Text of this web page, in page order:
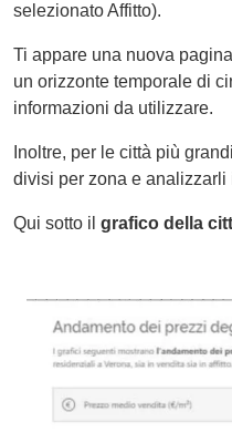
selezionato Affitto).
Ti appare una nuova
un orizzonte temporale di
informazioni da utilizzare.
Inoltre, per le città più
divisi per zona e analizzarli
Qui sotto il grafico della